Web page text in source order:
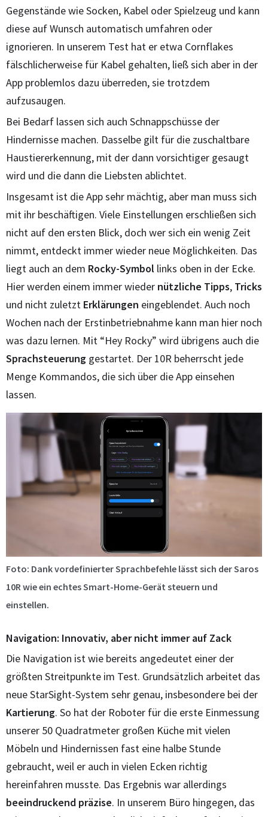
Gegenstände wie Socken, Kabel oder Spielzeug und kann
diese auf Wunsch automatisch umfahren oder
ignorieren. In unserem Test hat er etwa Cornflakes
fälschlicherweise für Kabel gehalten, ließ sich aber in der
App problemlos dazu überreden, sie trotzdem
aufzusaugen.
Bei Bedarf lassen sich auch Schnappschüsse der
Hindernisse machen. Dasselbe gilt für die zuschaltbare
Haustiererkennung, mit der dann vorsichtiger gesaugt
wird und die dann die Liebsten ablichtet.
Insgesamt ist die App sehr mächtig, aber man muss sich
mit ihr beschäftigen. Viele Einstellungen erschließen sich
nicht auf den ersten Blick, doch wer sich ein wenig Zeit
nimmt, entdeckt immer wieder neue Möglichkeiten. Das
liegt auch an dem Rocky-Symbol links oben in der Ecke.
Hier werden einem immer wieder nützliche Tipps, Tricks
und nicht zuletzt Erklärungen eingeblendet. Auch noch
Wochen nach der Erstinbetriebnahme kann man hier noch
was dazu lernen. Mit “Hey Rocky” wird übrigens auch die
Sprachsteuerung gestartet. Der 10R beherrscht jede
Menge Kommandos, die sich über die App einsehen
lassen.
Foto: Dank vordefinierter Sprachbefehle lässt sich der Saros
10R wie ein echtes Smart-Home-Gerät steuern und
einstellen.
Navigation: Innovativ, aber nicht immer auf Zack
Die Navigation ist wie bereits angedeutet einer der
größten Streitpunkte im Test. Grundsätzlich arbeitet das
neue StarSight-System sehr genau, insbesondere bei der
Kartierung. So hat der Roboter für die erste Einmessung
unserer 50 Quadratmeter großen Küche mit vielen
Möbeln und Hindernissen fast eine halbe Stunde
gebraucht, weil er auch in vielen Ecken richtig
hereinfahren musste. Das Ergebnis war allerdings
beeindruckend präzise. In unserem Büro hingegen, das